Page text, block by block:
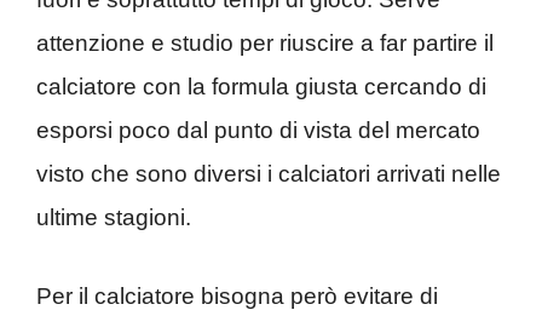
attenzione e studio per riuscire a far partire il
calciatore con la formula giusta cercando di
esporsi poco dal punto di vista del mercato
visto che sono diversi i calciatori arrivati nelle
ultime stagioni.
Per il calciatore bisogna però evitare di